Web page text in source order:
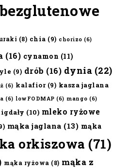
bezglutenowe
(8) chia (9) chorizo (6)
(16) cynamon (11)
(9) drób (16) dynia (22)
(6) kalafior(9) kasza jaglana
(6) lowFODMAP (6) mango (6)
(10) mleko ryżowe
mąka jaglana (13) mąka
orkiszowa (71)
mąka ryżowa (8) mąka z